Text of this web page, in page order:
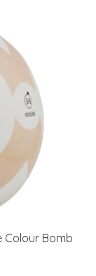
Colour Bomb